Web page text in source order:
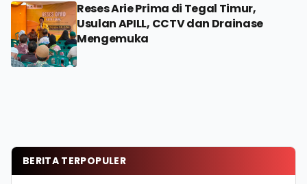
Reses Arie Prima di Tegal Timur,
Usulan APILL, CCTV dan Drainase
Mengemuka
BERITA TERPOPULER